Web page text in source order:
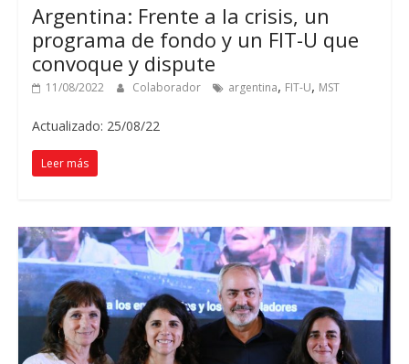
Argentina: Frente a la crisis, un
programa de fondo y un FIT-U que
convoque y dispute
11/08/2022 Colaborador argentina, FIT-U, MST
Actualizado: 25/08/22
Leer más